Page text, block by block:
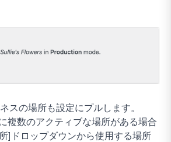
スの場所も設定にプルします。
複数のアクティブな場所がある場合
]ドロップダウンから使用する場所